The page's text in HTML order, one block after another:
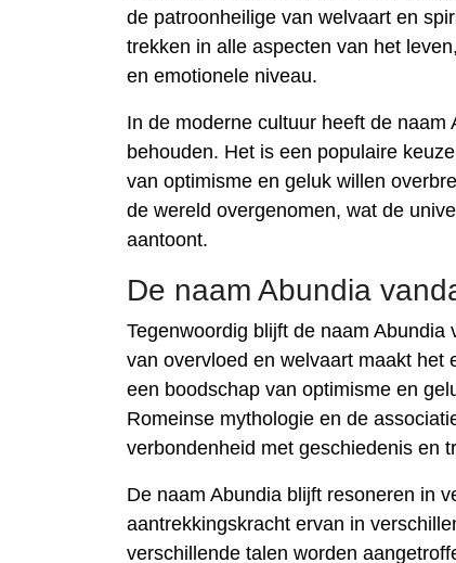
de patroonheilige van welvaart en
trekken in alle aspecten van het
en emotionele niveau.
In de moderne cultuur heeft de
behouden. Het is een populaire
van optimisme en geluk willen
de wereld overgenomen, wat de
aantoont.
De naam Abundia
Tegenwoordig blijft de naam
van overvloed en welvaart maakt het
een boodschap van optimisme en
Romeinse mythologie en de
verbondenheid met geschiedenis en
De naam Abundia blijft resoneren in
aantrekkingskracht ervan in
verschillende talen worden